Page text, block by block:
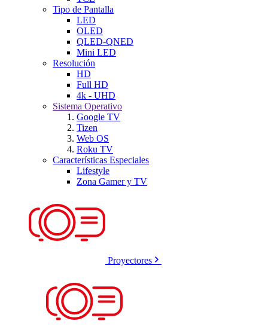
Tipo de Pantalla
LED
OLED
QLED-QNED
Mini LED
Resolución
HD
Full HD
4k - UHD
Sistema Operativo
Google TV
Tizen
Web OS
Roku TV
Características Especiales
Lifestyle
Zona Gamer y TV
Proyectores